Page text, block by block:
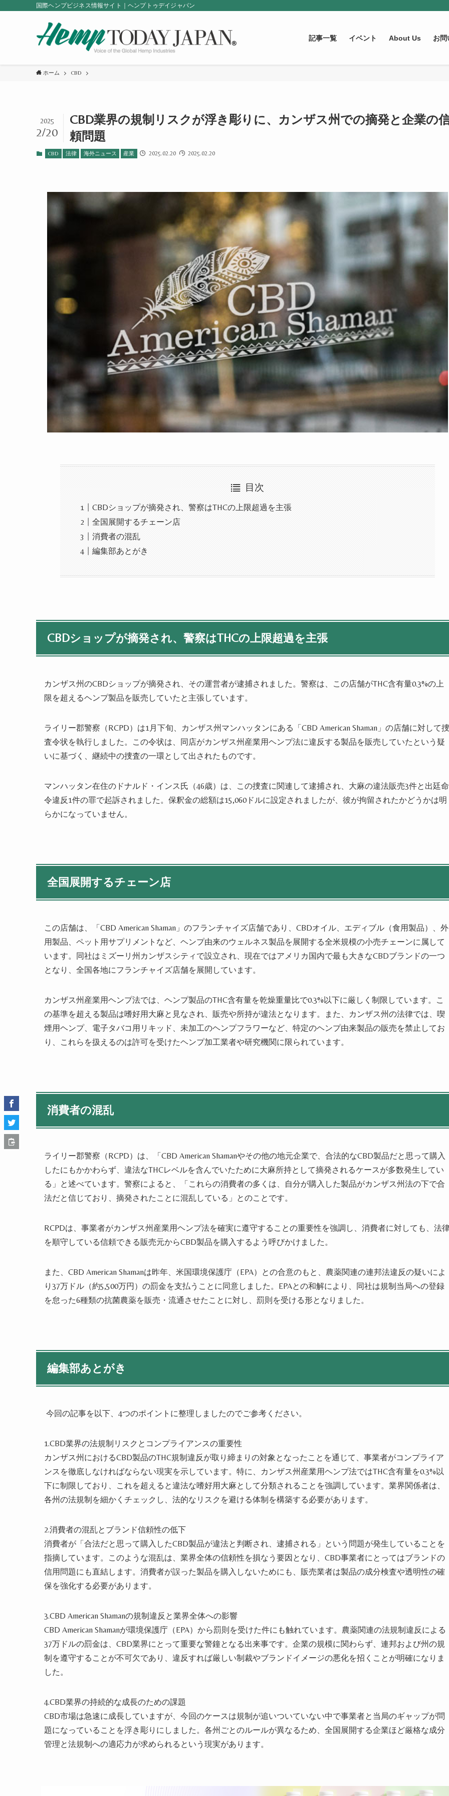
国際ヘンプビジネス情報サイト｜ヘンプトゥデイジャパン
記事一覧 イベント About Us お問
ホーム CBD
CBD業界の規制リスクが浮き彫りに、カンザス州での摘発と企業の
頼問題
2025
2/20
CBD 法律 海外ニュース 産業 2025.02.20 2025.02.20
目次
CBDショップが摘発され、警察はTHCの上限超過を主張
全国展開するチェーン店
消費者の混乱
編集部あとがき
CBDショップが摘発され、警察はTHCの上限超過を主張
カンザス州のCBDショップが摘発され、その運営者が逮捕されました。警察は、この店舗がTHC含有量0.3%の上
限を超えるヘンプ製品を販売していたと主張しています。
ライリー郡警察（RCPD）は1月下旬、カンザス州マンハッタンにある「CBD American Shaman」の店舗に対して捜
査令状を執行しました。この令状は、同店がカンザス州産業用ヘンプ法に違反する製品を販売していたという疑
いに基づく、継続中の捜査の一環として出されたものです。
マンハッタン在住のドナルド・インス氏（46歳）は、この捜査に関連して逮捕され、大麻の違法販売3件と出廷命
令違反1件の罪で起訴されました。保釈金の総額は15,060ドルに設定されましたが、彼が拘留されたかどうかは明
らかになっていません。
全国展開するチェーン店
この店舗は、「CBD American Shaman」のフランチャイズ店舗であり、CBDオイル、エディブル（食用製品）、外
用製品、ペット用サプリメントなど、ヘンプ由来のウェルネス製品を展開する全米規模の小売チェーンに属して
います。同社はミズーリ州カンザスシティで設立され、現在ではアメリカ国内で最も大きなCBDブランドの一つ
となり、全国各地にフランチャイズ店舗を展開しています。
カンザス州産業用ヘンプ法では、ヘンプ製品のTHC含有量を乾燥重量比で0.3%以下に厳しく制限しています。こ
の基準を超える製品は嗜好用大麻と見なされ、販売や所持が違法となります。また、カンザス州の法律では、喫
煙用ヘンプ、電子タバコ用リキッド、未加工のヘンプフラワーなど、特定のヘンプ由来製品の販売を禁止してお
り、これらを扱えるのは許可を受けたヘンプ加工業者や研究機関に限られています。
消費者の混乱
ライリー郡警察（RCPD）は、「CBD American Shamanやその他の地元企業で、合法的なCBD製品だと思って購入
したにもかかわらず、違法なTHCレベルを含んでいたために大麻所持として摘発されるケースが多数発生してい
る」と述べています。警察によると、「これらの消費者の多くは、自分が購入した製品がカンザス州法の下で合
法だと信じており、摘発されたことに混乱している」とのことです。
RCPDは、事業者がカンザス州産業用ヘンプ法を確実に遵守することの重要性を強調し、消費者に対しても、法
を順守している信頼できる販売元からCBD製品を購入するよう呼びかけました。
また、CBD American Shamanは昨年、米国環境保護庁（EPA）との合意のもと、農薬関連の連邦法違反の疑いによ
り37万ドル（約5,500万円）の罰金を支払うことに同意しました。EPAとの和解により、同社は規制当局への登録
を怠った6種類の抗菌農薬を販売・流通させたことに対し、罰則を受ける形となりました。
編集部あとがき
今回の記事を以下、4つのポイントに整理しましたのでご参考ください。
1.CBD業界の法規制リスクとコンプライアンスの重要性
カンザス州におけるCBD製品のTHC規制違反が取り締まりの対象となったことを通じて、事業者がコンプライア
ンスを徹底しなければならない現実を示しています。特に、カンザス州産業用ヘンプ法ではTHC含有量を0.3%以
下に制限しており、これを超えると違法な嗜好用大麻として分類されることを強調しています。業界関係者は、
各州の法規制を細かくチェックし、法的なリスクを避ける体制を構築する必要があります。
2.消費者の混乱とブランド信頼性の低下
消費者が「合法だと思って購入したCBD製品が違法と判断され、逮捕される」という問題が発生していることを
指摘しています。このような混乱は、業界全体の信頼性を損なう要因となり、CBD事業者にとってはブランドの
信用問題にも直結します。消費者が誤った製品を購入しないためにも、販売業者は製品の成分検査や透明性の確
保を強化する必要があります。
3.CBD American Shamanの規制違反と業界全体への影響
CBD American Shamanが環境保護庁（EPA）から罰則を受けた件にも触れています。農薬関連の法規制違反による
37万ドルの罰金は、CBD業界にとって重要な警鐘となる出来事です。企業の規模に関わらず、連邦および州の規
制を遵守することが不可欠であり、違反すれば厳しい制裁やブランドイメージの悪化を招くことが明確になりま
した。
4.CBD業界の持続的な成長のための課題
CBD市場は急速に成長していますが、今回のケースは規制が追いついていない中で事業者と当局のギャップが問
題になっていることを浮き彫りにしました。各州ごとのルールが異なるため、全国展開する企業ほど厳格な成分
管理と法規制への適応力が求められるという現実があります。